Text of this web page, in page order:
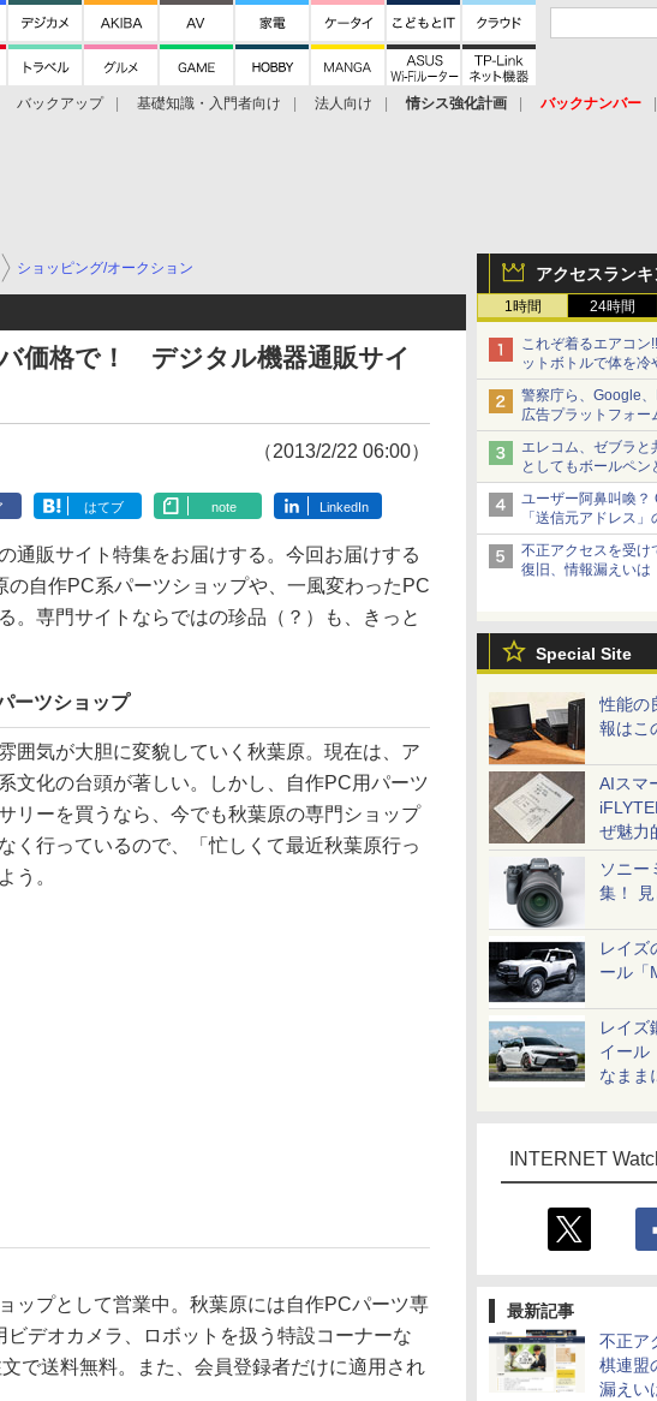
バックアップ 基礎知識・入門者向け 法人向け 情シス強化計画
バックナンバー
アクセスラン
1時間 24時間
これぞ着るエアコ
ットボトルで体を
ードバイクにちょう
ど！その14】【空
警察庁ら、Google
広告プラットフォー
広告」対策強化を
使った投資詐欺など
エレコム、ゼブラと
としてもボールペ
スツーウェイ」発
えずに書き込める
ユーザー阿鼻叫喚？
「送信元アドレス
【やじうまWatch】
不正アクセスを受け
復旧、情報漏えい
Special Site
性能の
報はこ
AIスマ
ぜ魅力
ソニー
集！
レイズ
ール「
レイズ
イール
なまま
INTERNET
最新記事
不正ア
棋連盟
漏えい
ショッピング/オークション
価格で！ デジタル機器通販サイ
（2013/2/22 06:00）
はてブ note LinkedIn
通販サイト特集をお届けする。今回お届けする
の自作PC系パーツショップや、一風変わったPC
。専門サイトならではの珍品（？）も、きっと
ーツショップ
囲気が大胆に変貌していく秋葉原。現在は、ア
文化の台頭が著しい。しかし、自作PC用パーツ
リーを買うなら、今でも秋葉原の専門ショップ
く行っているので、「忙しくて最近秋葉原行っ
う。
ップとして営業中。秋葉原には自作PCパーツ専
デオカメラ、ロボットを扱う特設コーナーな
で送料無料。また、会員登録者だけに適用され